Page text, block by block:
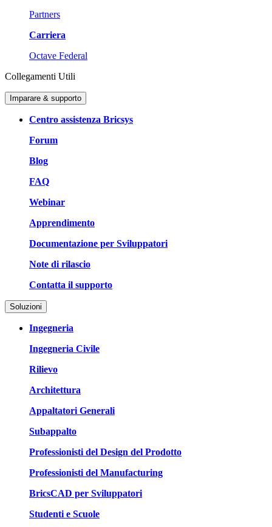
Partners
Carriera
Octave Federal
Collegamenti Utili
Imparare & supporto
Centro assistenza Bricsys
Forum
Blog
FAQ
Webinar
Apprendimento
Documentazione per Sviluppatori
Note di rilascio
Contatta il supporto
Soluzioni
Ingegneria
Ingegneria Civile
Rilievo
Architettura
Appaltatori Generali
Subappalto
Professionisti del Design del Prodotto
Professionisti del Manufacturing
BricsCAD per Sviluppatori
Studenti e Scuole